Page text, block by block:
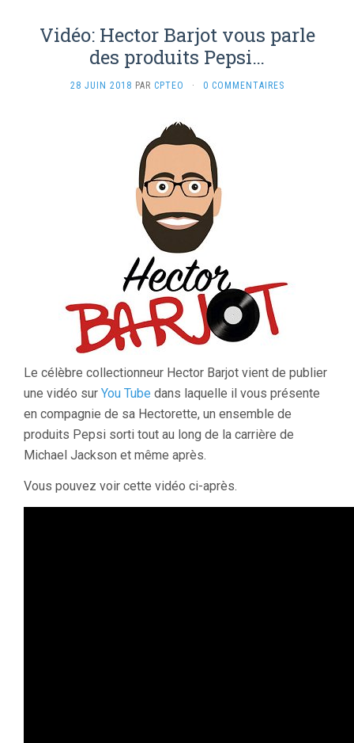
Vidéo: Hector Barjot vous parle
des produits Pepsi…
28 JUIN 2018 PAR CPTEO · 0 COMMENTAIRES
Le célèbre collectionneur Hector Barjot vient de publier
une vidéo sur You Tube dans laquelle il vous présente
en compagnie de sa Hectorette, un ensemble de
produits Pepsi sorti tout au long de la carrière de
Michael Jackson et même après.
Vous pouvez voir cette vidéo ci-après.